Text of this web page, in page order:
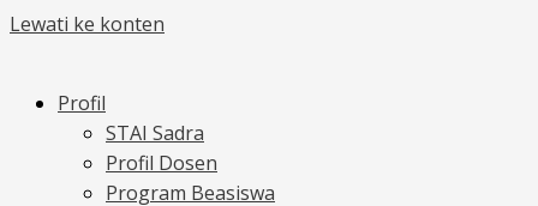
Lewati ke konten
Profil
STAI Sadra
Profil Dosen
Program Beasiswa